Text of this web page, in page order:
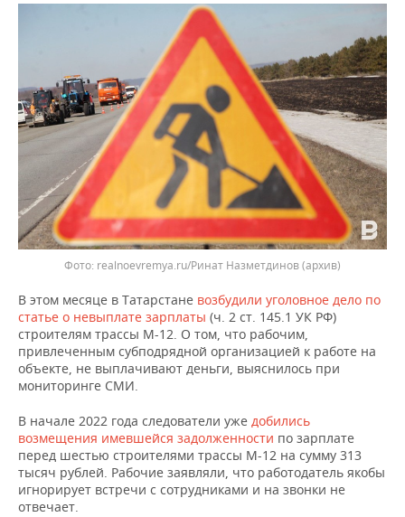
realnoevremya.ru/Ринат Назметдинов(архив)
В этом месяце в Татарстане возбудили уголовное дело по
статье о невыплате зарплаты (ч. 2 ст. 145.1 УК РФ)
строителям трассы М-12. О том, что рабочим,
привлеченным субподрядной организацией к работе на
объекте, не выплачивают деньги, выяснилось при
мониторинге СМИ.
В начале 2022 года следователи уже добились
возмещения имевшейся задолженности по зарплате
перед шестью строителями трассы М-12 на сумму 313
тысяч рублей. Рабочие заявляли, что работодатель якобы
игнорирует встречи с сотрудниками и на звонки не
отвечает.